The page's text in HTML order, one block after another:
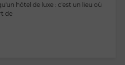
hôtel de luxe : c'est un lieu où
de